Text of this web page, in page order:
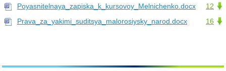
12
Poyasnitelnaya_zapiska_k_kursovoy_Melnichenko.docx
16
Prava_za_yakimi_suditsya_malorosiysky_narod.docx